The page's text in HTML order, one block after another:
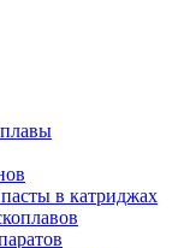
в катриджах